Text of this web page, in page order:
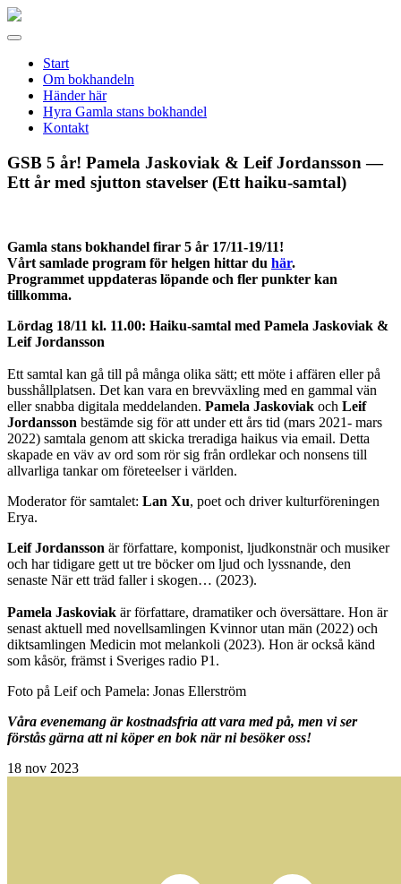
Gamla
Meny
Start
Om bokhandeln
Händer här
Hyra Gamla stans bokhandel
Kontakt
GSB 5 år! Pamela Jaskoviak & Leif Jordansson —
Ett år med sjutton stavelser (Ett haiku-samtal)
Gamla stans bokhandel firar 5 år 17/11-19/11!
Vårt samlade program för helgen hittar du här.
Programmet uppdateras löpande och fler punkter kan
tillkomma.
Lördag 18/11 kl. 11.00: Haiku-samtal med Pamela Jaskoviak &
Leif Jordansson
Ett samtal kan gå till på många olika sätt; ett möte i affären eller på
busshållplatsen. Det kan vara en brevväxling med en gammal vän
eller snabba digitala meddelanden. Pamela Jaskoviak och Leif
Jordansson bestämde sig för att under ett års tid (mars 2021- mars
2022) samtala genom att skicka treradiga haikus via email. Detta
skapade en väv av ord som rör sig från ordlekar och nonsens till
allvarliga tankar om företeelser i världen.
Moderator för samtalet: Lan Xu, poet och driver kulturföreningen
Erya.
Leif Jordansson är författare, komponist, ljudkonstnär och musiker
och har tidigare gett ut tre böcker om ljud och lyssnande, den
senaste När ett träd faller i skogen… (2023).
Pamela Jaskoviak är författare, dramatiker och översättare. Hon är
senast aktuell med novellsamlingen Kvinnor utan män (2022) och
diktsamlingen Medicin mot melankoli (2023). Hon är också känd
som kåsör, främst i Sveriges radio P1.
Foto på Leif och Pamela: Jonas Ellerström
Våra evenemang är kostnadsfria att vara med på, men vi ser
förstås gärna att ni köper en bok när ni besöker oss!
18 nov 2023